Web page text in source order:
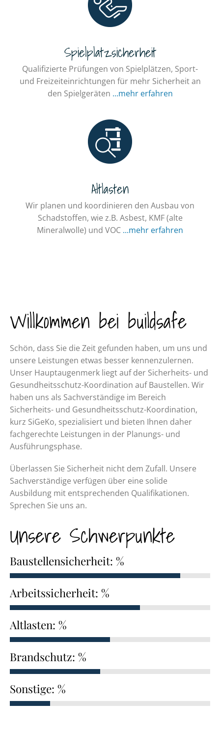
Spielplatzsicherheit
Qualifizierte Prüfungen von Spielplätzen, Sport-
und Freizeiteinrichtungen für mehr Sicherheit an
den Spielgeräten ...mehr erfahren
Altlasten
Wir planen und koordinieren den Ausbau von
Schadstoffen, wie z.B. Asbest, KMF (alte
Mineralwolle) und VOC ...mehr erfahren
Willkommen bei buildsafe
Schön, dass Sie die Zeit gefunden haben, um uns und
unsere Leistungen etwas besser kennenzulernen.
Unser Hauptaugenmerk liegt auf der Sicherheits- und
Gesundheitsschutz-Koordination auf Baustellen. Wir
haben uns als Sachverständige im Bereich
Sicherheits- und Gesundheits­schutz-Koordination,
kurz SiGeKo, spezialisiert und bieten Ihnen daher
fachgerechte Leistungen in der Planungs- und
Ausführungsphase.
Überlassen Sie Sicherheit nicht dem Zufall. Unsere
Sachverständige verfügen über eine solide
Ausbildung mit entsprechenden Qualifika­tionen.
Sprechen Sie uns an.
Unsere Schwerpunkte
Baustellensicherheit: %
Arbeitssicherheit: %
Altlasten: %
Brandschutz: %
Sonstige: %